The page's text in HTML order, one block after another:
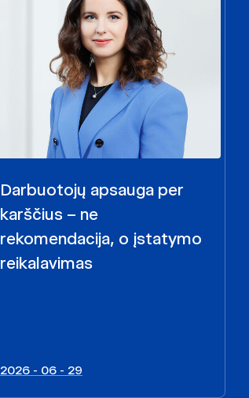
Darbuotojų apsauga per
karščius – ne
rekomendacija, o įstatymo
reikalavimas
2026 - 06 - 29